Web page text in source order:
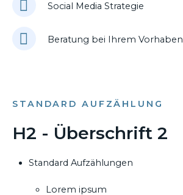
Social Media Strategie
Beratung bei Ihrem Vorhaben
STANDARD AUFZÄHLUNG
H2 - Überschrift 2
Standard Aufzählungen
Lorem ipsum